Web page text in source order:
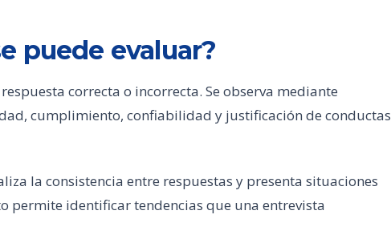
puede evaluar?
correcta o incorrecta. Se observa mediante
cumplimiento, confiabilidad y justificación de conductas
la consistencia entre respuestas y presenta situaciones
permite identificar tendencias que una entrevista